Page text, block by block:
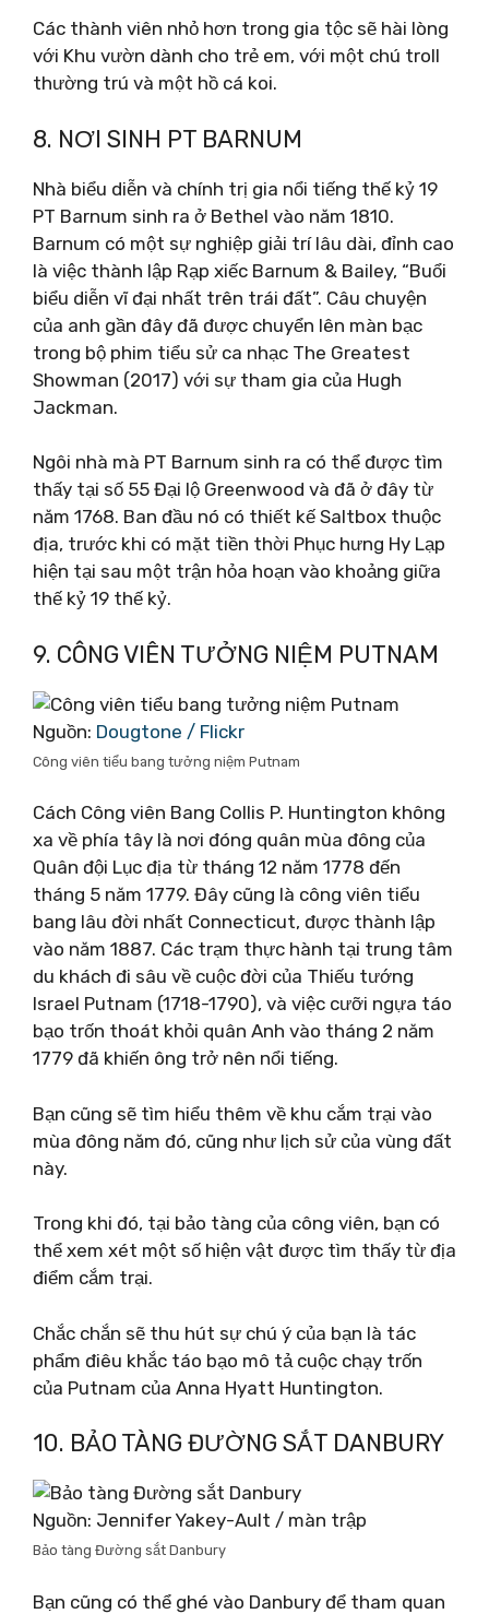
Các thành viên nhỏ hơn trong gia tộc sẽ hài lòng
với Khu vườn dành cho trẻ em, với một chú troll
thường trú và một hồ cá koi.
8. NƠI SINH PT BARNUM
Nhà biểu diễn và chính trị gia nổi tiếng thế kỷ 19
PT Barnum sinh ra ở Bethel vào năm 1810.
Barnum có một sự nghiệp giải trí lâu dài, đỉnh cao
là việc thành lập Rạp xiếc Barnum & Bailey, “Buổi
biểu diễn vĩ đại nhất trên trái đất”. Câu chuyện
của anh gần đây đã được chuyển lên màn bạc
trong bộ phim tiểu sử ca nhạc The Greatest
Showman (2017) với sự tham gia của Hugh
Jackman.
Ngôi nhà mà PT Barnum sinh ra có thể được tìm
thấy tại số 55 Đại lộ Greenwood và đã ở đây từ
năm 1768. Ban đầu nó có thiết kế Saltbox thuộc
địa, trước khi có mặt tiền thời Phục hưng Hy Lạp
hiện tại sau một trận hỏa hoạn vào khoảng giữa
thế kỷ 19 thế kỷ.
9. CÔNG VIÊN TƯỞNG NIỆM PUTNAM
Nguồn: Dougtone / Flickr
Công viên tiểu bang tưởng niệm Putnam
Cách Công viên Bang Collis P. Huntington không
xa về phía tây là nơi đóng quân mùa đông của
Quân đội Lục địa từ tháng 12 năm 1778 đến
tháng 5 năm 1779. Đây cũng là công viên tiểu
bang lâu đời nhất Connecticut, được thành lập
vào năm 1887. Các trạm thực hành tại trung tâm
du khách đi sâu về cuộc đời của Thiếu tướng
Israel Putnam (1718-1790), và việc cưỡi ngựa táo
bạo trốn thoát khỏi quân Anh vào tháng 2 năm
1779 đã khiến ông trở nên nổi tiếng.
Bạn cũng sẽ tìm hiểu thêm về khu cắm trại vào
mùa đông năm đó, cũng như lịch sử của vùng đất
này.
Trong khi đó, tại bảo tàng của công viên, bạn có
thể xem xét một số hiện vật được tìm thấy từ địa
điểm cắm trại.
Chắc chắn sẽ thu hút sự chú ý của bạn là tác
phẩm điêu khắc táo bạo mô tả cuộc chạy trốn
của Putnam của Anna Hyatt Huntington.
10. BẢO TÀNG ĐƯỜNG SẮT DANBURY
Nguồn: Jennifer Yakey-Ault / màn trập
Bảo tàng Đường sắt Danbury
Bạn cũng có thể ghé vào Danbury để tham quan